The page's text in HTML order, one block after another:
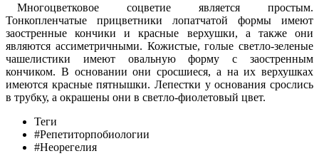
Многоцветковое соцветие является простым.
Тонкопленчатые прицветники лопатчатой формы имеют
заостренные кончики и красные верхушки, а также они
являются ассиметричными. Кожистые, голые светло-зеленые
чашелистики имеют овальную форму с заостренным
кончиком. В основании они сросшиеся, а на их верхушках
имеются красные пятнышки. Лепестки у основания срослись
в трубку, а окрашены они в светло-фиолетовый цвет.
Теги
#Репетиторпобиологии
#Неорегелия